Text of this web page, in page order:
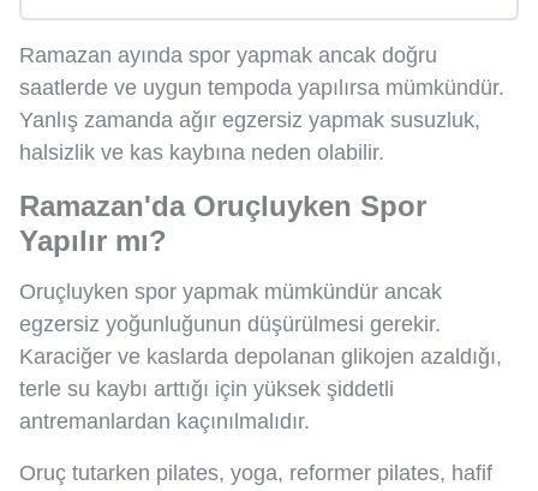
Ramazan ayında spor yapmak ancak doğru
saatlerde ve uygun tempoda yapılırsa mümkündür.
Yanlış zamanda ağır egzersiz yapmak susuzluk,
halsizlik ve kas kaybına neden olabilir.
Ramazan'da Oruçluyken Spor
Yapılır mı?
Oruçluyken spor yapmak mümkündür ancak
egzersiz yoğunluğunun düşürülmesi gerekir.
Karaciğer ve kaslarda depolanan glikojen azaldığı,
terle su kaybı arttığı için yüksek şiddetli
antremanlardan kaçınılmalıdır.
Oruç tutarken pilates, yoga, reformer pilates, hafif